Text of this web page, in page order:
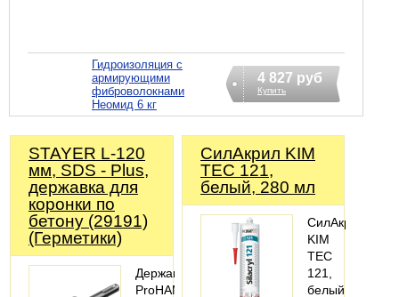
Гидроизоляция с
армирующими
фиброволокнами
Неомид 6 кг
4 827 руб
Купить
STAYER L-120
мм, SDS - Plus,
державка для
коронки по
бетону (29191)
(Герметики)
Державка
ProHAMMER
СилАкрил KIM
TEC 121,
белый, 280 мл
СилАкрил
KIM
TEC
121,
белый,